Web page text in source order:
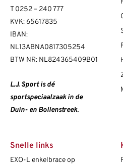
T 0252 – 240 777
KVK: 65617835
IBAN:
NL13ABNA0817305254
BTW NR: NL824365409B01
L.J. Sport is dé
sportspeciaalzaak in de
Duin- en Bollenstreek.
Snelle links
EXO-L enkelbrace op